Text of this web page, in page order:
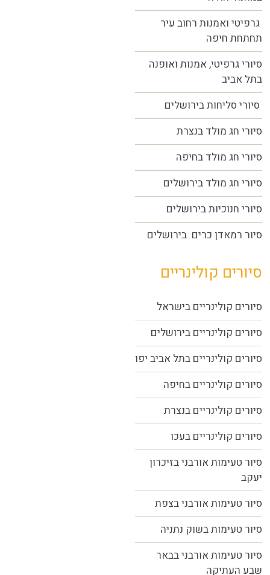
גרפיטי ואמנות רחוב עיר
תחתחת חיפה
סיורי גרפיטי, אמנות ואופנה
בתל אביב
סיורי סליחות בירושלים
סיורי חג מולד בנצרת
סיורי חג מולד בחיפה
סיורי חג מולד בירושלים
סיורי חנוכיות בירושלים
סיור רמאדן כרים בירושלים
סיורים קולינריים
סיורים קולינריים בישראל
סיורים קולינריים בירושלים
סיורים קולינריים בתל אביב יפו
סיורים קולינריים בחיפה
סיורים קולינריים בנצרת
סיורים קולינריים בעכו
סיור טעימות אורבני בזיכרון
יעקב
סיור טעימות אורבני בצפת
סיור טעימות בשוק נתניה
סיור טעימות אורבני בבאר
שבע העתיקה